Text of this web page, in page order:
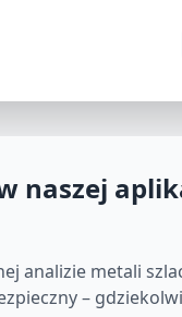
naszej
analizie metali
–